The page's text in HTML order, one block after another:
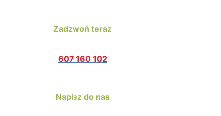
Zadzwoń teraz
607 160 102
Napisz do nas